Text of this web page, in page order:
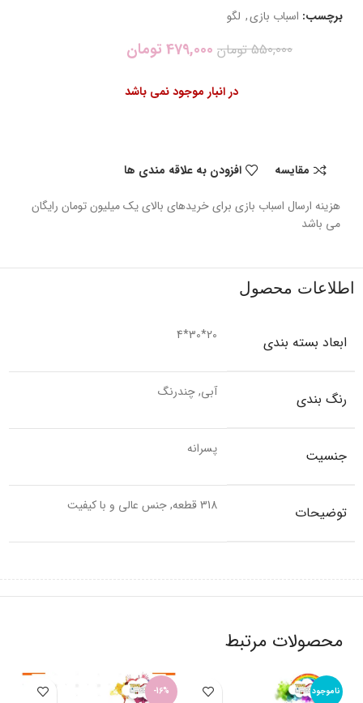
برچسب: اسباب بازی, لگو
550,000 تومان 479,000 تومان
در انبار موجود نمی باشد
مقایسه افزودن به علاقه مندی ها
هزینه ارسال اسباب بازی برای خریدهای بالای یک میلیون تومان رایگان
می باشد
اطلاعات محصول
ابعاد بسته بندی 20*30*4
رنگ بندی آبی, چندرنگ
جنسیت پسرانه
توضیحات 318 قطعه, جنس عالی و با کیفیت
محصولات مرتبط
ناموجود -16%